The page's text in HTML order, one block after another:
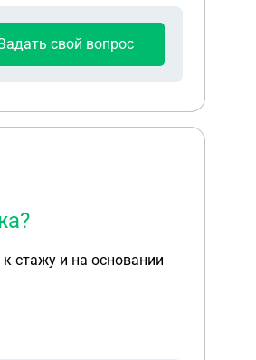
свой вопрос
стажу и на основании